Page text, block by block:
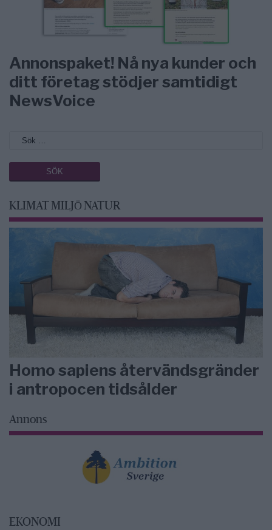
Annonspaket! Nå nya kunder och
ditt företag stödjer samtidigt
NewsVoice
KLIMAT MILJÖ NATUR
Homo sapiens återvändsgränder
i antropocen tidsålder
Annons
EKONOMI